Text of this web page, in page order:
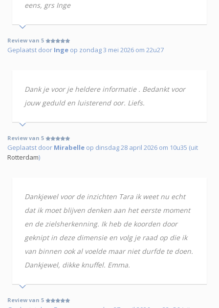
eens, grs Inge
Review van 5
Geplaatst door Inge op zondag 3 mei 2026 om 22u27
Dank je voor je heldere informatie . Bedankt voor
jouw geduld en luisterend oor. Liefs.
Review van 5
Geplaatst door Mirabelle op dinsdag 28 april 2026 om 10u35 (uit
Rotterdam)
Dankjewel voor de inzichten Tara ik weet nu echt
dat ik moet blijven denken aan het eerste moment
en de zielsherkenning. Ik heb de koorden door
geknipt in deze dimensie en volg je raad op die ik
van binnen ook al voelde maar niet durfde te doen.
Dankjewel, dikke knuffel. Emma.
Review van 5